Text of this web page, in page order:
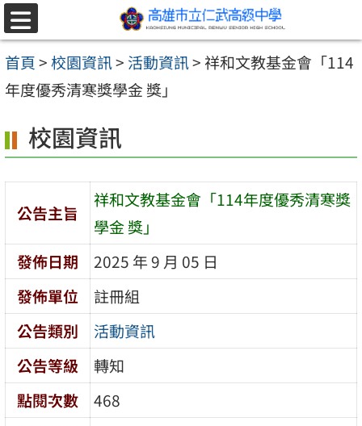
跳至主要內容區
選
單
首頁>校園資訊> 活動資訊>祥和文教基金會「114
年度優秀清寒獎學金 獎」
校園資訊
公告主旨
祥和文教基金會「114年度優秀清寒獎
學金 獎」
發佈日期
2025 年 9 月 05 日
發佈單位
註冊組
公告類別
活動資訊
公告等級
轉知
點閱次數
468